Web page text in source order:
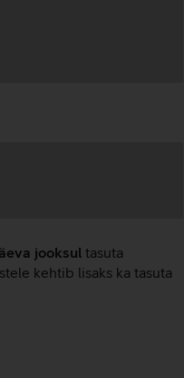
jooksul tasuta
kehtib lisaks ka tasuta